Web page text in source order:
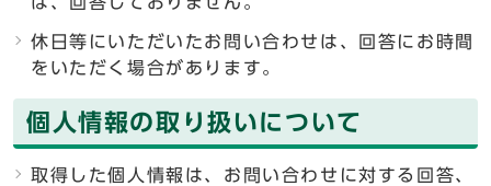
休日等にいただいたお問い合わせは、回答にお時間
をいただく場合があります。
個人情報の取り扱いについて
取得した個人情報は、お問い合わせに対する回答、